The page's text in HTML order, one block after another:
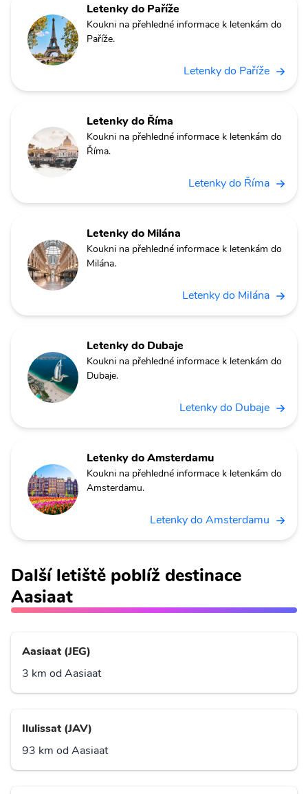
Letenky do Paříže
Koukni na přehledné informace k letenkám do
Paříže.
Letenky do Paříže
Letenky do Říma
Koukni na přehledné informace k letenkám do
Říma.
Letenky do Říma
Letenky do Milána
Koukni na přehledné informace k letenkám do
Milána.
Letenky do Milána
Letenky do Dubaje
Koukni na přehledné informace k letenkám do
Dubaje.
Letenky do Dubaje
Letenky do Amsterdamu
Koukni na přehledné informace k letenkám do
Amsterdamu.
Letenky do Amsterdamu
Další letiště poblíž destinace
Aasiaat
Aasiaat (JEG)
3 km od Aasiaat
Ilulissat (JAV)
93 km od Aasiaat